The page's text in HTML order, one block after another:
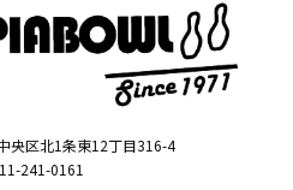
央区北1条東12丁目316-4
241-0161